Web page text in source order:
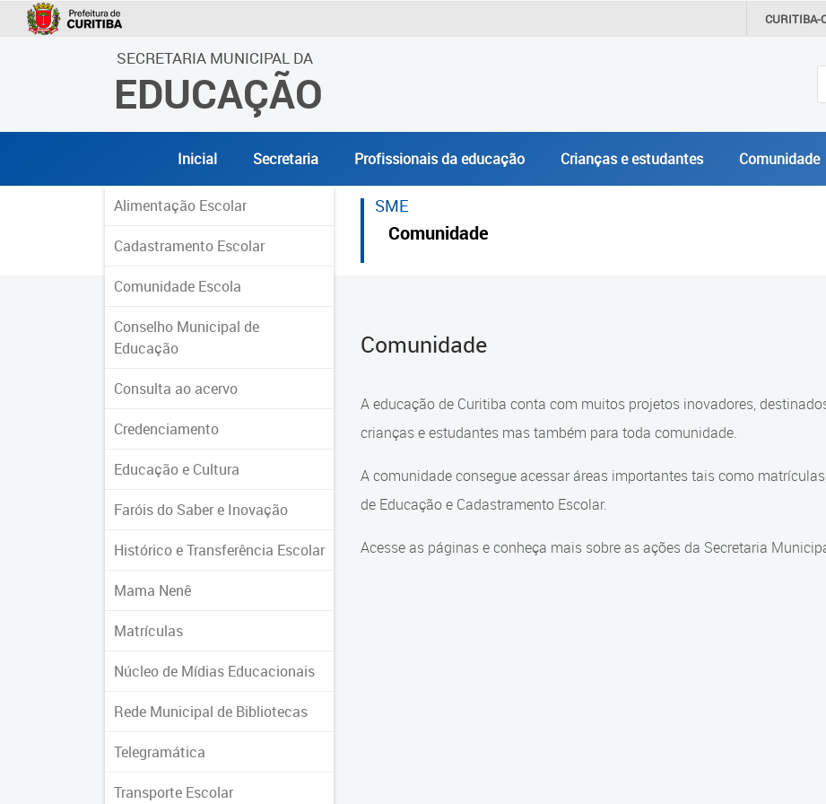
CURITIBA-
SECRETARIA MUNICIPAL DA
EDUCAÇÃO
Inicial Secretaria Profissionais da educação Crianças e estudantes Comunidade
Alimentação Escolar
Cadastramento Escolar
Comunidade Escola
Conselho Municipal de
Educação
Consulta ao acervo
Credenciamento
Educação e Cultura
Faróis do Saber e Inovação
Histórico e Transferência Escolar
Mama Nenê
Matrículas
Núcleo de Mídias Educacionais
Rede Municipal de Bibliotecas
Telegramática
Transporte Escolar
SME
Comunidade
Comunidade
A educação de Curitiba conta com muitos projetos inovadores,
crianças e estudantes mas também para toda comunidade.
A comunidade consegue acessar áreas importantes tais como
de Educação e Cadastramento Escolar.
Acesse as páginas e conheça mais sobre as ações da Secretaria